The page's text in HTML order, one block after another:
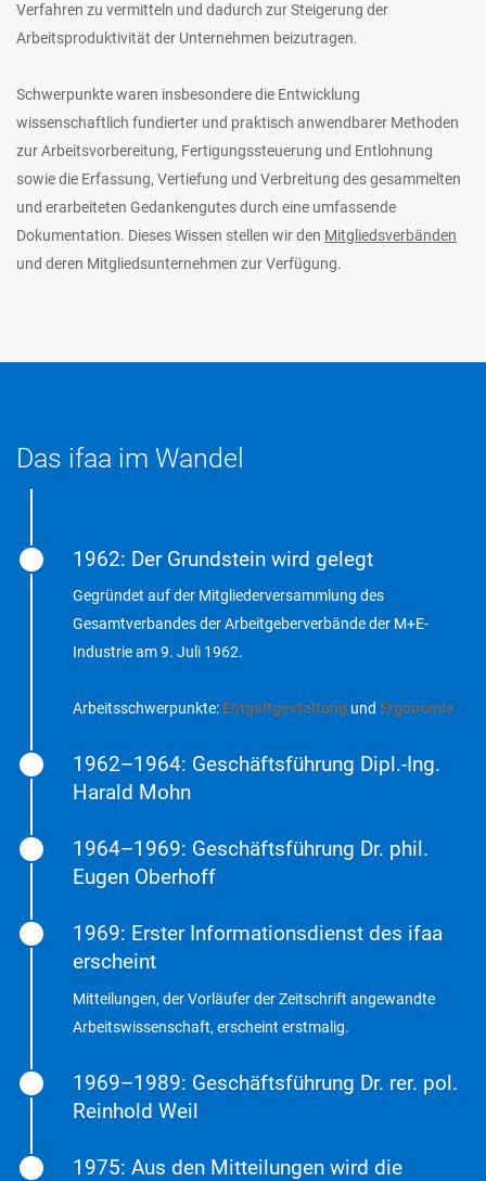
Verfahren zu vermitteln und dadurch zur Steigerung der
Arbeitsproduktivität der Unternehmen beizutragen.
Schwerpunkte waren insbesondere die Entwicklung
wissenschaftlich fundierter und praktisch anwendbarer Methoden
zur Arbeitsvorbereitung, Fertigungssteuerung und Entlohnung
sowie die Erfassung, Vertiefung und Verbreitung des gesammelten
und erarbeiteten Gedankengutes durch eine umfassende
Dokumentation. Dieses Wissen stellen wir den Mitgliedsverbänden
und deren Mitgliedsunternehmen zur Verfügung.
Das ifaa im Wandel
1962: Der Grundstein wird gelegt
Gegründet auf der Mitgliederversammlung des
Gesamtverbandes der Arbeitgeberverbände der M+E-
Industrie am 9. Juli 1962.
Arbeitsschwerpunkte: Entgeltgestaltung und Ergonomie
1962–1964: Geschäftsführung Dipl.-Ing.
Harald Mohn
1964–1969: Geschäftsführung Dr. phil.
Eugen Oberhoff
1969: Erster Informationsdienst des ifaa
erscheint
Mitteilungen, der Vorläufer der Zeitschrift angewandte
Arbeitswissenschaft, erscheint erstmalig.
1969–1989: Geschäftsführung Dr. rer. pol.
Reinhold Weil
1975: Aus den Mitteilungen wird die